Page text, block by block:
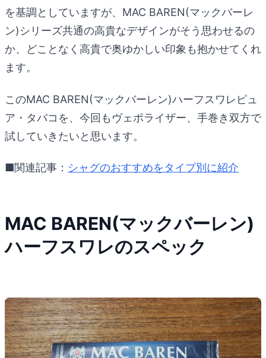
を基調としていますが、MAC BAREN(マックバーレ
ン)シリーズ共通の高貴なデザインがそう思わせるの
か、どことなく高貴で奥ゆかしい印象も抱かせてくれ
ます。
このMAC BAREN(マックバーレン)ハーフスワレピュ
ア・タバコを、今回もヴェポライザー、手巻き双方で
試していきたいと思います。
■関連記事： シャグのおすすめをタイプ別に紹介
MAC BAREN(マックバーレン)
ハーフスワレのスペック